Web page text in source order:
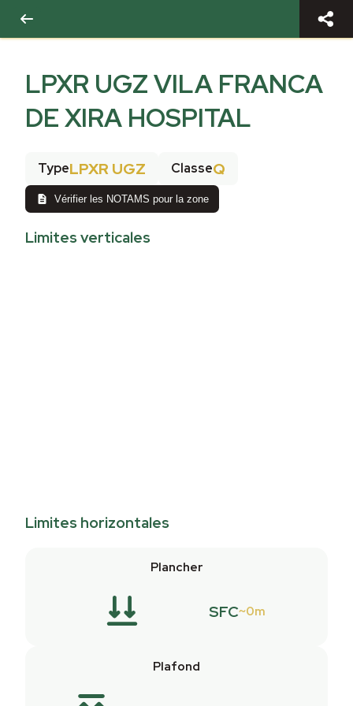
LPXR UGZ VILA FRANCA
DE XIRA HOSPITAL
TypeLPXR UGZ ClasseQ
Vérifier les NOTAMS pour la zone
Limites verticales
Limites horizontales
Plancher
SFC 0m
Plafond